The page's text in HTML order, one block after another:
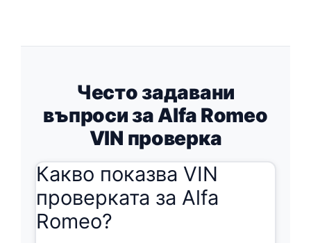
Често задавани
въпроси за Alfa Romeo
VIN проверка
Какво показва VIN
проверката за Alfa
Romeo?